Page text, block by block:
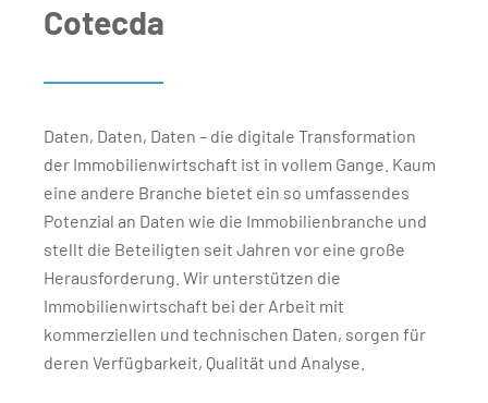
Cotecda
Daten, Daten, Daten – die digitale Transformation
der Immobilienwirtschaft ist in vollem Gange. Kaum
eine andere Branche bietet ein so umfassendes
Potenzial an Daten wie die Immobilienbranche und
stellt die Beteiligten seit Jahren vor eine große
Herausforderung. Wir unterstützen die
Immobilienwirtschaft bei der Arbeit mit
kommerziellen und technischen Daten, sorgen für
deren Verfügbarkeit, Qualität und Analyse.